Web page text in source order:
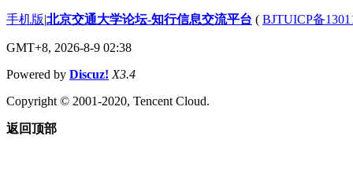
手机版|北京交通大学论坛-知行信息交流平台 ( BJTUICP备
GMT+8, 2026-8-9 02:38
Powered by Discuz! X3.4
Copyright © 2001-2020, Tencent Cloud.
返回顶部